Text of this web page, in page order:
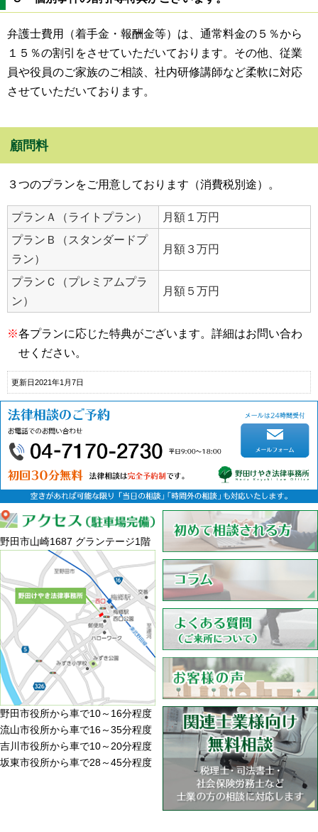
弁護士費用（着手金・報酬金等）は、通常料金の５％から
１５％の割引をさせていただいております。その他、従業
員や役員のご家族のご相談、社内研修講師など柔軟に対応
させていただいております。
顧問料
３つのプランをご用意しております（消費税別途）。
プランＡ（ライトプラン）
月額１万円
プランＢ（スタンダードプ
ラン）
月額３万円
プランＣ（プレミアムプラ
ン）
月額５万円
※各プランに応じた特典がございます。詳細はお問い合わ
せください。
更新日2021年1月7日
野田市山崎1687 グランテージ1階
野田市役所から車で10～16分程度
流山市役所から車で16～35分程度
吉川市役所から車で10～20分程度
坂東市役所から車で28～45分程度